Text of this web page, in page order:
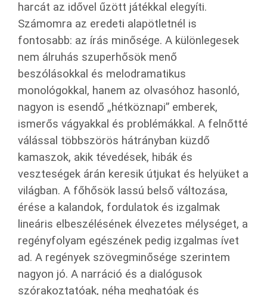
harcát az idővel űzött játékkal elegyíti.
Számomra az eredeti alapötletnél is
fontosabb: az írás minősége. A különlegesek
nem álruhás szuperhősök menő
beszólásokkal és melodramatikus
monológokkal, hanem az olvasóhoz hasonló,
nagyon is esendő „hétköznapi” emberek,
ismerős vágyakkal és problémákkal. A felnőtté
válással többszörös hátrányban küzdő
kamaszok, akik tévedések, hibák és
veszteségek árán keresik útjukat és helyüket a
világban. A főhősök lassú belső változása,
érése a kalandok, fordulatok és izgalmak
lineáris elbeszélésének élvezetes mélységet, a
regényfolyam egészének pedig izgalmas ívet
ad. A regények szövegminősége szerintem
nagyon jó. A narráció és a dialógusok
szórakoztatóak, néha meghatóak és